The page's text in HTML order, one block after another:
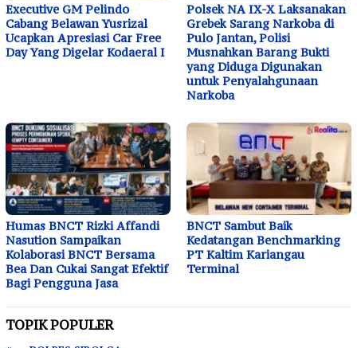
Executive GM Pelindo
Cabang Belawan Yusrizal
Ucapkan Apresiasi Car Free
Day Yang Digelar Kodaeral I
Polsek NA IX-X Laksanakan
Grebek Sarang Narkoba di
Pulo Jantan, Polisi
Musnahkan Barang Bukti
yang Diduga Digunakan
untuk Penyalahgunaan
Narkoba
Humas BNCT Rizki Affandi
Nasution Sampaikan
Kolaborasi BNCT Bersama
Bea Dan Cukai Sangat Efektif
Bagi Pengguna Jasa
BNCT Sambut Baik
Kedatangan Benchmarking
PT Kaltim Kariangau
Terminal
TOPIK POPULER